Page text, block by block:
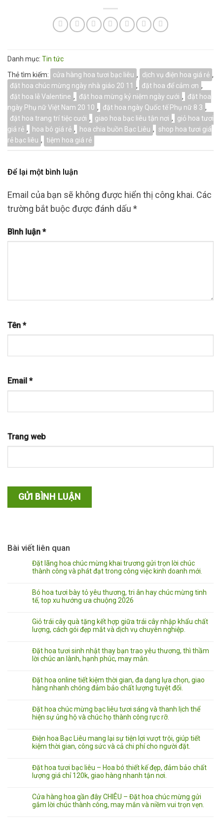
Danh mục: Tin tức
Thẻ tìm kiếm:
cửa hàng hoa tươi bạc liêu , dịch vụ điện hoa giá rẻ ,
đặt hoa chúc mừng ngày nhà giáo 20 11 , đặt hoa để cảm ơn ,
đặt hoa lễ Valentine , đặt hoa mừng kỷ niệm ngày cưới ,
đặt hoa
ngày Phụ nữ Việt Nam 20 10 , đặt hoa ngày Quốc tế Phụ nữ 8 3 ,
đặt hoa trang trí tiệc cưới , giao hoa bạc liêu tận nơi ,
giỏ hoa tươi
giá rẻ , hoa bó giá rẻ , hoa chia buồn Bạc Liêu , shop hoa tươi giá
rẻ bạc liêu , tiệm hoa giá rẻ
Để lại một bình luận
Email của bạn sẽ không được hiển thị công khai. Các
trường bắt buộc được đánh dấu *
Bình luận *
Tên *
Email *
Trang web
Bài viết liên quan
Đặt lãng hoa chúc mừng khai trương gửi trọn lời chúc
thành công và phát đạt trong công việc kinh doanh mới.
Bó hoa tươi bày tỏ yêu thương, tri ân hay chúc mừng tinh
tế, top xu hướng ưa chuộng 2026
Giỏ trái cây quà tặng kết hợp giữa trái cây nhập khẩu chất
lượng, cách gói đẹp mắt và dịch vụ chuyên nghiệp.
Đặt hoa tươi sinh nhật thay bạn trao yêu thương, thì thầm
lời chúc an lành, hạnh phúc, may mắn.
Đặt hoa online tiết kiệm thời gian, đa dạng lựa chọn, giao
hàng nhanh chóng đảm bảo chất lượng tuyệt đối.
Đặt hoa chúc mừng bạc liêu tươi sáng và thanh lịch thể
hiện sự ủng hộ và chúc họ thành công rực rỡ.
Điện hoa Bạc Liêu mang lại sự tiện lợi vượt trội, giúp tiết
kiệm thời gian, công sức và cả chi phí cho người đặt.
Đặt hoa tươi bạc liêu – Hoa bó thiết kế đẹp, đảm bảo chất
lượng giá chỉ 120k, giao hàng nhanh tận nơi.
Cửa hàng hoa gần đây CHIÊU – Đặt hoa chúc mừng gửi
gắm lời chúc thành công, may mắn và niềm vui trọn vẹn.